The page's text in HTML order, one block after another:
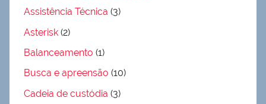
Assistência Técnica (3)
Asterisk (2)
Balanceamento (1)
Busca e apreensão (10)
Cadeia de custódia (3)